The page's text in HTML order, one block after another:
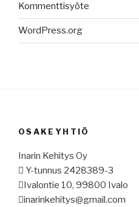
Kommenttisyöte
WordPress.org
OSAKEYHTIÖ
Inarin Kehitys Oy
 Y-tunnus 2428389-3
Ivalontie 10, 99800 Ivalo
inarinkehitys@gmail.com